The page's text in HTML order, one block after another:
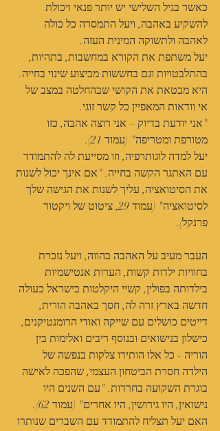
כאשר בגיל השלישי יש יותר פנאי ויכולת
להשקיע באהבה, ויעל התמסרה כל כולה
לאהבה ולתשוקה המינית העזה.
יעל משתפת את הקורא במחשבות, בתהיות,
בהתלבטויות וגם בחששות מביצוע שינוי בחייה.
היא מבטאת את הקושי שבהחלטה במצב של
אי וודאות המאפיין כל קשר זוגי.
"אני יודעת בדיוק – אני רוצה אהבה, כזו
מטורפת ומטריפה" (עמוד 21).
יעל למדה לוגותרפיה, וזו מסייעת לה להתמודד
עם האתגר הקשה בחייה. "אם אינך יכול לשנות
את הסיטואציה, עליך לשנות את הגישה שלך
לסיטואציה" (עמוד 29, ציטוט של ויקטור
פרנקל).
העבר מעיב על האהבה בהווה, ויעל נזכרת
בחוויות ילדות קשות, הערות אנטישמיות
בילדותה בפולין, קשיי היקלטות בישראל כעולה
חדשה בארץ זרה לה, חסך באהבה הורית,
דייטים כושלים עם שייקה ואודי הרומנטיקנים,
כישלון בנישואים ובנוסף ריבים ואלימות בין
הוריה - כל אלו הותירו צלקות בנפשה של
הילדה חסרת הביטחון העצמי, שהפכה לאישה
בוגרת השקועה בחרדות. "עם השנים היו
נישואין, היו גירושין, היו אחרים" (עמוד 62).
האם יעל תצליח להתמודד עם השברים שנותרו